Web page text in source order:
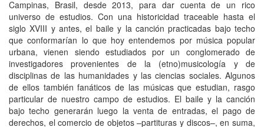
Campinas, Brasil, desde 2013, para dar cuenta de un rico
universo de estudios. Con una historicidad traceable hasta el
siglo XVIII y antes, el baile y la canción practicadas bajo techo
que conformarían lo que hoy entendemos por música popular
urbana, vienen siendo estudiados por un conglomerado de
investigadores provenientes de la (etno)musicología y de
disciplinas de las humanidades y las ciencias sociales. Algunos
de ellos también fanáticos de las músicas que estudian, rasgo
particular de nuestro campo de estudios. El baile y la canción
bajo techo generarán luego la venta de entradas, el pago de
derechos, el comercio de objetos –partituras y discos–, en suma,